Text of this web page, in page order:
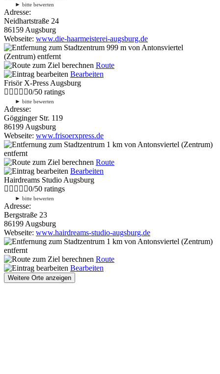
► bitte bewerten
Adresse:
Neidhartstraße 24
86159 Augsburg
Webseite: www.die-haarmeisterei-augsburg.de
999 m von Antonsviertel
(Zentrum) entfernt
Route
Bearbeiten
Frisör X-Press Augsburg
0/50 ratings
► bitte bewerten
Adresse:
Gögginger Str. 119
86199 Augsburg
Webseite: www.frisoerxpress.de
1 km von Antonsviertel (Zentrum)
entfernt
Route
Bearbeiten
Hairdreams Studio Augsburg
0/50 ratings
► bitte bewerten
Adresse:
Bergstraße 23
86199 Augsburg
Webseite: www.hairdreams-studio-augsburg.de
1 km von Antonsviertel (Zentrum)
entfernt
Route
Bearbeiten
Weitere Orte anzeigen